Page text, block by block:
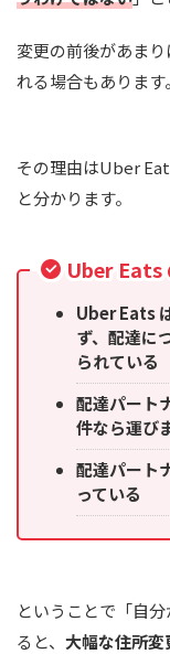
変更の前後があま
れる場合もあります。
その理由はUber
と分かります。
Uber Eats
Uber Eats
ず、配達に
られている
配達パート
件なら運び
配達パート
っている
ということで「自
ると、 大幅な住所変